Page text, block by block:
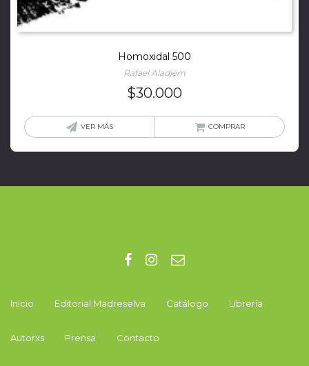
Homoxidal 500
Rafael Aladjem
$30.000
VER MÁS COMPRAR
Inicio Editorial Madreselva Catálogo Librería
Autorxs Prensa Contacto